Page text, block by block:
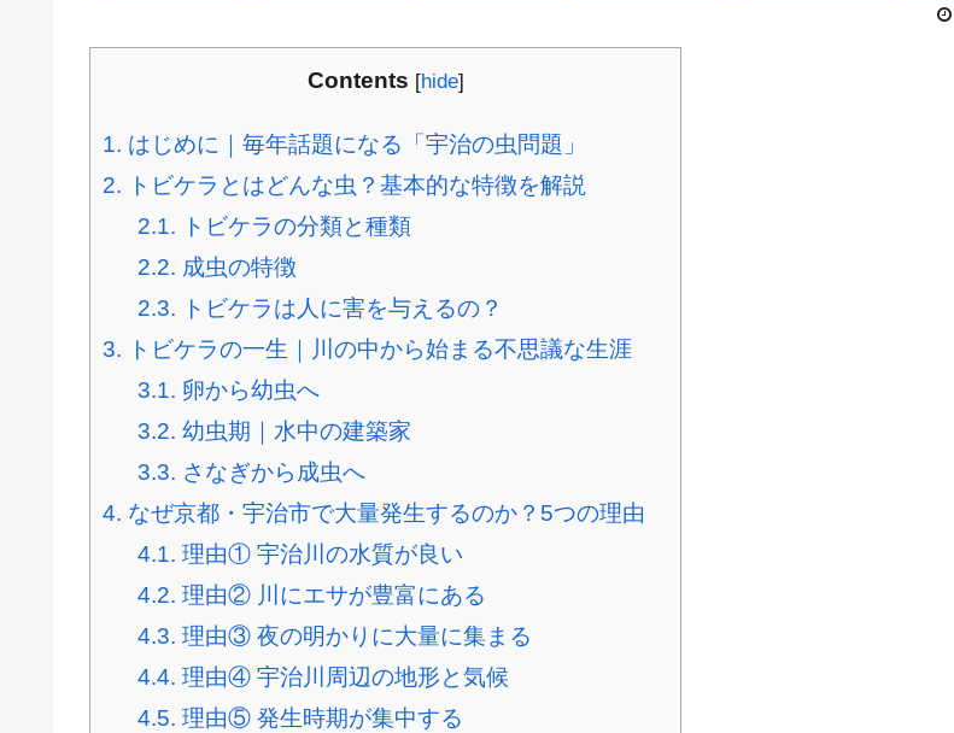
Contents [hide]
1. はじめに｜毎年話題になる「宇治の虫問題」
2. トビケラとはどんな虫？基本的な特徴を解説
2.1. トビケラの分類と種類
2.2. 成虫の特徴
2.3. トビケラは人に害を与えるの？
3. トビケラの一生｜川の中から始まる不思議な生涯
3.1. 卵から幼虫へ
3.2. 幼虫期｜水中の建築家
3.3. さなぎから成虫へ
4. なぜ京都・宇治市で大量発生するのか？5つの理由
4.1. 理由① 宇治川の水質が良い
4.2. 理由② 川にエサが豊富にある
4.3. 理由③ 夜の明かりに大量に集まる
4.4. 理由④ 宇治川周辺の地形と気候
4.5. 理由⑤ 発生時期が集中する